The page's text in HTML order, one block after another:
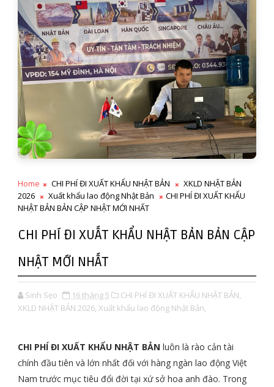
Home CHI PHÍ ĐI XUẤT KHẨU NHẬT BẢN
XKLD NHẬT BẢN
2026
Xuất khẩu lao động Nhật Bản
CHI PHÍ ĐI XUẤT KHẨU
NHẬT BẢN BẢN CẬP NHẬT MỚI NHẤT
CHI PHÍ ĐI XUẤT KHẨU NHẬT BẢN BẢN CẬP
NHẬT MỚI NHẤT
Sinh Sẹo 16 tháng 5
CHI PHÍ ĐI XUẤT KHẨU NHẬT BẢN,
XKLD NHẬT BẢN 2026, Xuất khẩu lao động Nhật Bản,
CHI PHÍ ĐI XUẤT KHẨU NHẬT BẢN luôn là rào cản tài
chính đầu tiên và lớn nhất đối với hàng ngàn lao động Việt
Nam trước mục tiêu đổi đời tại xứ sở hoa anh đào. Trong